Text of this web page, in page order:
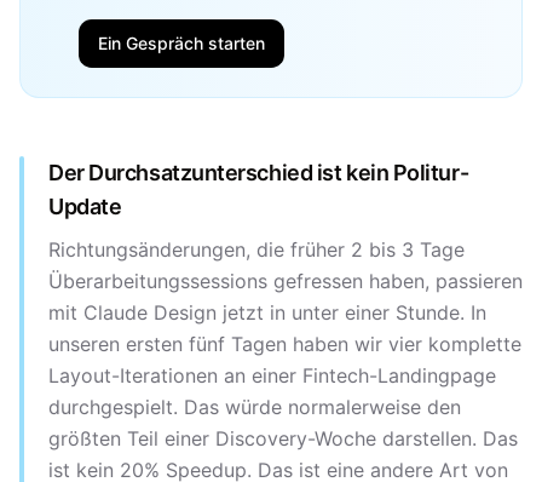
Ein Gespräch starten
Der Durchsatzunterschied ist kein Politur-
Update
Richtungsänderungen, die früher 2 bis 3 Tage
Überarbeitungssessions gefressen haben, passieren
mit Claude Design jetzt in unter einer Stunde. In
unseren ersten fünf Tagen haben wir vier komplette
Layout-Iterationen an einer Fintech-Landingpage
durchgespielt. Das würde normalerweise den
größten Teil einer Discovery-Woche darstellen. Das
ist kein 20% Speedup. Das ist eine andere Art von